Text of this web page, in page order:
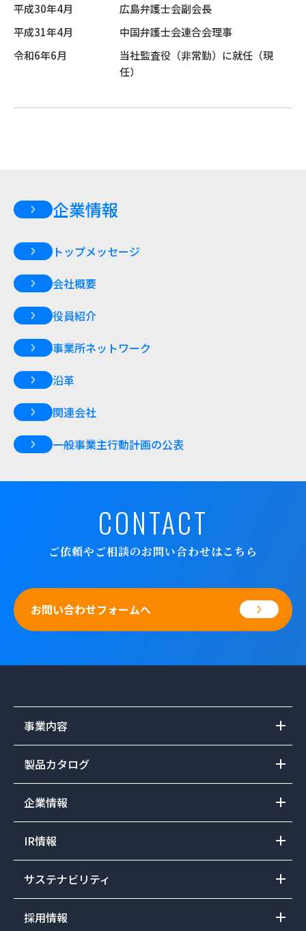
平成30年4月
広島弁護士会副会長
平成31年4月
中国弁護士会連合会理事
令和6年6月
当社監査役（非常勤）に就任（現
任）
企業情報
トップメッセージ
会社概要
役員紹介
事業所ネットワーク
沿革
関連会社
一般事業主行動計画の公表
CONTACT
ご依頼やご相談のお問い合わせはこちら
お問い合わせフォームへ
事業内容
製品カタログ
企業情報
IR情報
サステナビリティ
採用情報